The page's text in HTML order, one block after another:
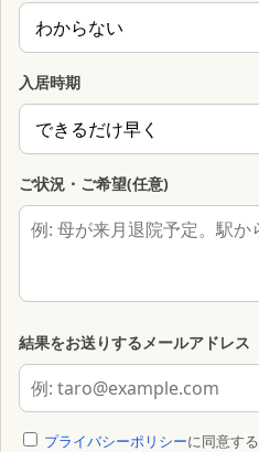
入居時期
ご状況・ご希望(任意)
結果をお送りするメールアドレス
プライバシーポリシーに同意する